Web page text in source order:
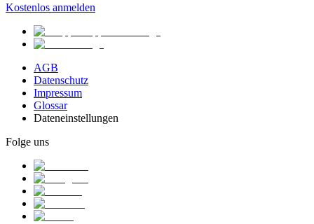
Kostenlos anmelden
AGB
Datenschutz
Impressum
Glossar
Dateneinstellungen
Folge uns